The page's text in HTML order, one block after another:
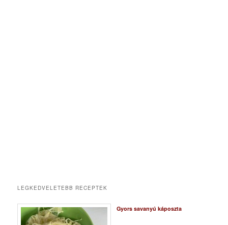
LEGKEDVELETEBB RECEPTEK
Gyors savanyú káposzta